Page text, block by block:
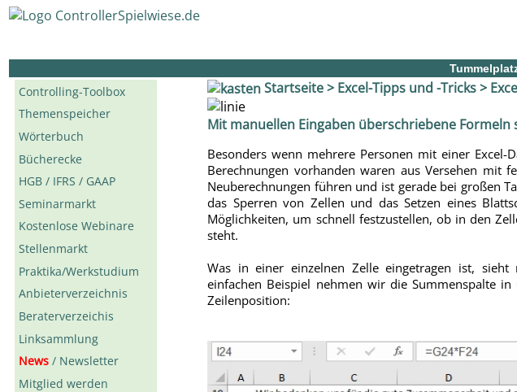
Controlling-Toolbox
Themenspeicher
Wörterbuch
Bücherecke
HGB / IFRS / GAAP
Seminarmarkt
Kostenlose Webinare
Stellenmarkt
Praktika/Werkstudium
Anbieterverzeichnis
Beraterverzeichis
Linksammlung
News / Newsletter
Mitglied werden
Startseite> Excel-Tipps und -Tricks>
Mit manuellen Eingaben überschriebene Formeln
Besonders wenn mehrere Personen mit einer
Berechnungen vorhanden waren aus Versehen mit
Neuberechnungen führen und ist gerade bei großen
das Sperren von Zellen und das Setzen eines
Möglichkeiten, um schnell festzustellen, ob in den
steht.
Was in einer einzelnen Zelle eingetragen ist,
einfachen Beispiel nehmen wir die Summenspalte in
Zeilenposition: